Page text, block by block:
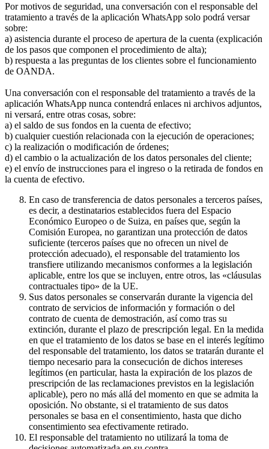
Por motivos de seguridad, una conversación con el responsable del
tratamiento a través de la aplicación WhatsApp solo podrá versar
sobre:
a) asistencia durante el proceso de apertura de la cuenta (explicación
de los pasos que componen el procedimiento de alta);
b) respuesta a las preguntas de los clientes sobre el funcionamiento
de OANDA.
Una conversación con el responsable del tratamiento a través de la
aplicación WhatsApp nunca contendrá enlaces ni archivos adjuntos,
ni versará, entre otras cosas, sobre:
a) el saldo de sus fondos en la cuenta de efectivo;
b) cualquier cuestión relacionada con la ejecución de operaciones;
c) la realización o modificación de órdenes;
d) el cambio o la actualización de los datos personales del cliente;
e) el envío de instrucciones para el ingreso o la retirada de fondos en
la cuenta de efectivo.
En caso de transferencia de datos personales a terceros países,
es decir, a destinatarios establecidos fuera del Espacio
Económico Europeo o de Suiza, en países que, según la
Comisión Europea, no garantizan una protección de datos
suficiente (terceros países que no ofrecen un nivel de
protección adecuado), el responsable del tratamiento los
transfiere utilizando mecanismos conformes a la legislación
aplicable, entre los que se incluyen, entre otros, las «cláusulas
contractuales tipo» de la UE.
Sus datos personales se conservarán durante la vigencia del
contrato de servicios de información y formación o del
contrato de cuenta de demostración, así como tras su
extinción, durante el plazo de prescripción legal. En la medida
en que el tratamiento de los datos se base en el interés legítimo
del responsable del tratamiento, los datos se tratarán durante el
tiempo necesario para la consecución de dichos intereses
legítimos (en particular, hasta la expiración de los plazos de
prescripción de las reclamaciones previstos en la legislación
aplicable), pero no más allá del momento en que se admita la
oposición. No obstante, si el tratamiento de sus datos
personales se basa en el consentimiento, hasta que dicho
consentimiento sea efectivamente retirado.
El responsable del tratamiento no utilizará la toma de